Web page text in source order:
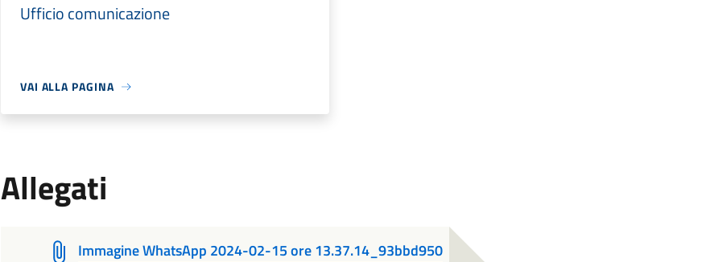
Ufficio comunicazione
VAI ALLA PAGINA
Allegati
Immagine WhatsApp 2024-02-15 ore 13.37.14_93bbd950